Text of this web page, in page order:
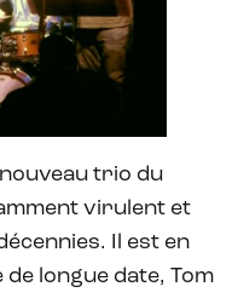
trio du
virulent et
Il est en
longue date, Tom